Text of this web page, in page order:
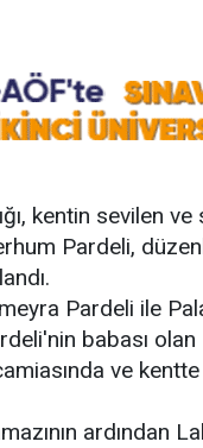
kentin sevilen
Pardeli,
Pardeli ile
babası olan
ve
ardından